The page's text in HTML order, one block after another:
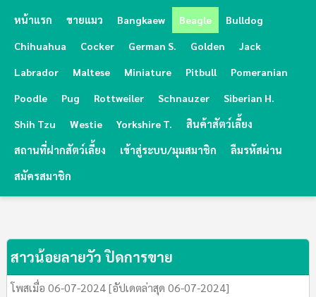
หน้าแรก ขายแมว Bangkaew Beagle Bulldog
Chihuahua Cocker German S. Golden Jack
Labrador Maltese Miniature Pitbull Pomeranian
Poodle Pug Rottweiler Schnauzer Siberian H.
Shih Tzu Westie Yorkshire T. สินค้าสัตว์เลี้ยง
สถานที่ฝากสัตว์เลี้ยง เข้าสู่ระบบ/มุมสมาชิก ลืมรหัสผ่าน
สมัครสมาชิก
สาวน้อยลายวัว ปิดการขาย
โพสเมื่อ 06-07-2024 [อัปเดตล่าสุด 06-07-2024]